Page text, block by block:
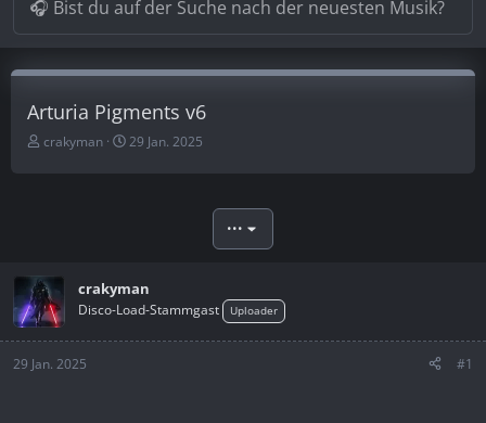
Arturia Pigments v6
E
e
r
crakyman
E
a
m
29 Jan. 2025
•••
crakyman
Disco-Load-Stammgast Uploader
29 Jan. 2025 #1